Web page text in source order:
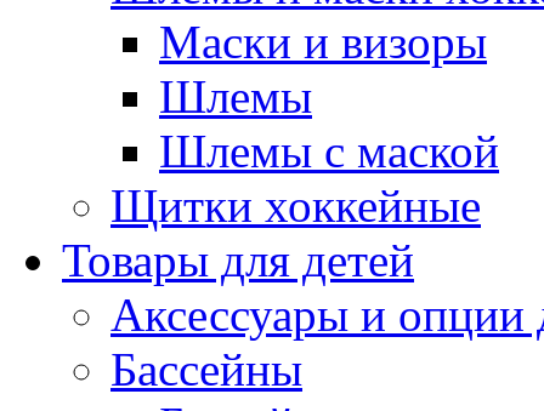
Маски и визоры
Шлемы
Шлемы с маской
Щитки хоккейные
Товары для детей
Аксессуары и опции
Бассейны